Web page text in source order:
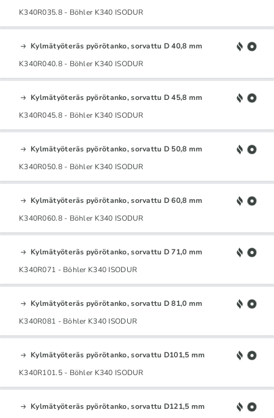
K340R035.8 - Böhler K340 ISODUR
Kylmätyöteräs pyörötanko, sorvattu D 40,8 mm
K340R040.8 - Böhler K340 ISODUR
Kylmätyöteräs pyörötanko, sorvattu D 45,8 mm
K340R045.8 - Böhler K340 ISODUR
Kylmätyöteräs pyörötanko, sorvattu D 50,8 mm
K340R050.8 - Böhler K340 ISODUR
Kylmätyöteräs pyörötanko, sorvattu D 60,8 mm
K340R060.8 - Böhler K340 ISODUR
Kylmätyöteräs pyörötanko, sorvattu D 71,0 mm
K340R071 - Böhler K340 ISODUR
Kylmätyöteräs pyörötanko, sorvattu D 81,0 mm
K340R081 - Böhler K340 ISODUR
Kylmätyöteräs pyörötanko, sorvattu D101,5 mm
K340R101.5 - Böhler K340 ISODUR
Kylmätyöteräs pyörötanko, sorvattu D121,5 mm